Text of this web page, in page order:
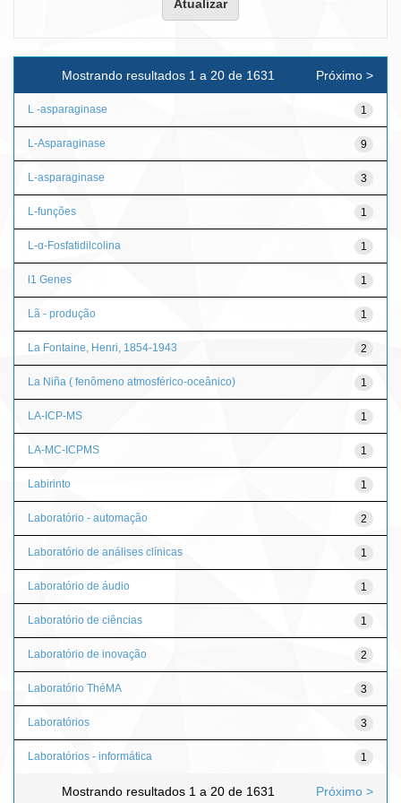
Mostrando resultados 1 a 20 de 1631 Próximo >
L -asparaginase 1
L-Asparaginase 9
L-asparaginase 3
L-funções 1
L-α-Fosfatidilcolina 1
l1 Genes 1
Lã - produção 1
La Fontaine, Henri, 1854-1943 2
La Niña ( fenômeno atmosférico-oceânico) 1
LA-ICP-MS 1
LA-MC-ICPMS 1
Labirinto 1
Laboratório - automação 2
Laboratório de análises clínicas 1
Laboratório de áudio 1
Laboratório de ciências 1
Laboratório de inovação 2
Laboratório ThéMA 3
Laboratórios 3
Laboratórios - informática 1
Mostrando resultados 1 a 20 de 1631 Próximo >